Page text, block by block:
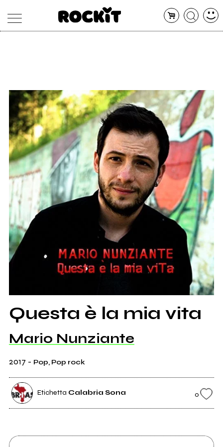
ARTISTI
CONCERTI
SHOP
RADIO
Questa è la mia vita
Mario Nunziante
2017 - Pop, Pop rock
Etichetta Calabria Sona 0